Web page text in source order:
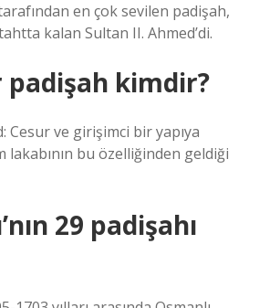
en çok sevilen padişah,
kalan Sultan II. Ahmed’di.
padişah kimdir?
Cesur ve girişimci bir yapıya
lakabının bu özelliğinden geldiği
29 padişahı